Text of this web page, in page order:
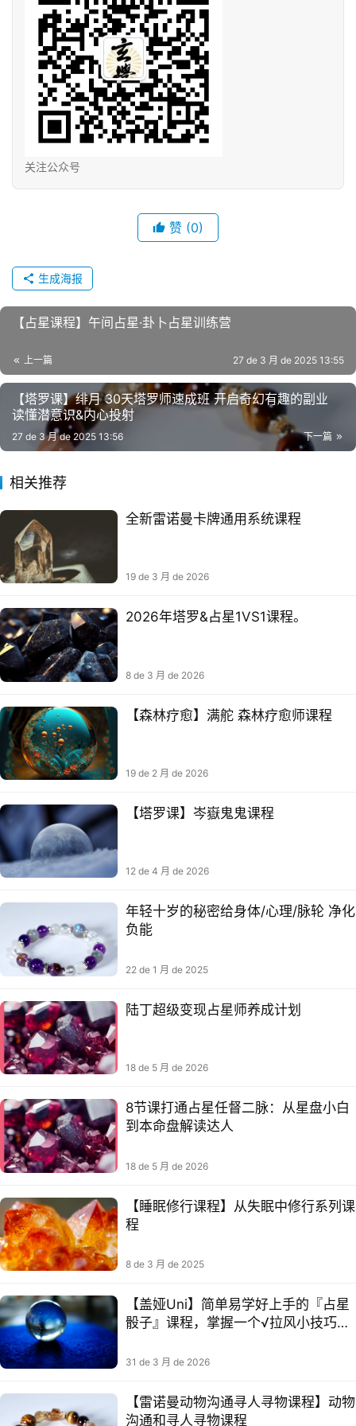
关注公众号
赞 (0)
生成海报
【占星课程】午间占星·卦卜‬占星训练营
上一篇 27 de 3 月 de 2025 13:55
【塔罗课】绯月 30天塔罗师速成班 开启奇幻有趣的副业
读懂潜意识&内心投射​
下一篇
27 de 3 月 de 2025 13:56
相关推荐
全新雷诺曼卡牌通用系统课程
19 de 3 月 de 2026
2026年塔罗&占星1VS1课程。
8 de 3 月 de 2026
【森林疗愈】满舵 森林疗愈师课程​
19 de 2 月 de 2026
【塔罗课】岑嶽鬼鬼课程
12 de 4 月 de 2026
年轻十岁的秘密给​身体/心理/脉轮 净化
负能
22 de 1 月 de 2025
陆丁超级变现占星师养成计划
18 de 5 月 de 2026
8节课打通占星任督二脉：从星盘小白
到本命盘解读达人
18 de 5 月 de 2026
【睡眠修行课程】从失眠中修行系列课
程
8 de 3 月 de 2025
【盖娅Uni】简单易学好上手的『占星
骰子』课程，掌握一个√拉风小技巧吧
31 de 3 月 de 2026
【雷诺曼动物沟通‭‮人寻‬‬寻物课程​】动物
沟通和寻人‭‮物寻‬‬课程​